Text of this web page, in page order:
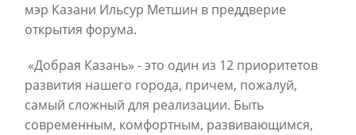
мэр Казани Ильсур Метшин в преддверие
открытия форума.
«Добрая Казань» - это один из 12 приоритетов
развития нашего города, причем, пожалуй,
самый сложный для реализации. Быть
современным, комфортным, развивающимся,